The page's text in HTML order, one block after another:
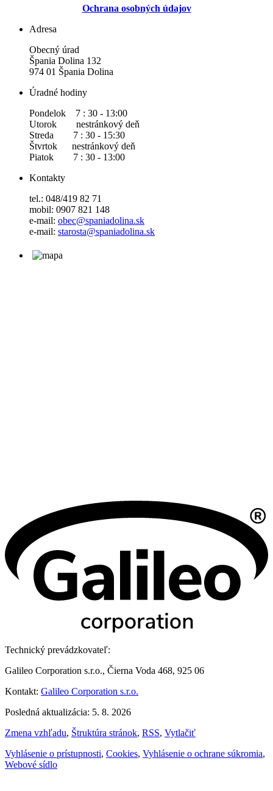
Ochrana osobných údajov
Adresa
Obecný úrad
Špania Dolina 132
974 01 Špania Dolina
Úradné hodiny
Pondelok 7 : 30 - 13:00
Utorok nestránkový deň
Streda 7 : 30 - 15:30
Štvrtok nestránkový deň
Piatok 7 : 30 - 13:00
Kontakty
tel.: 048/419 82 71
mobil: 0907 821 148
e-mail: obec@spaniadolina.sk
e-mail: starosta@spaniadolina.sk
Technický prevádzkovateľ:
Galileo Corporation s.r.o., Čierna Voda 468, 925 06
Kontakt: Galileo Corporation s.r.o.
Posledná aktualizácia: 5. 8. 2026
Zmena vzhľadu, Štruktúra stránok, RSS, Vytlačiť
Vyhlásenie o prístupnosti, Cookies, Vyhlásenie o ochrane súkromia,
Webové sídlo